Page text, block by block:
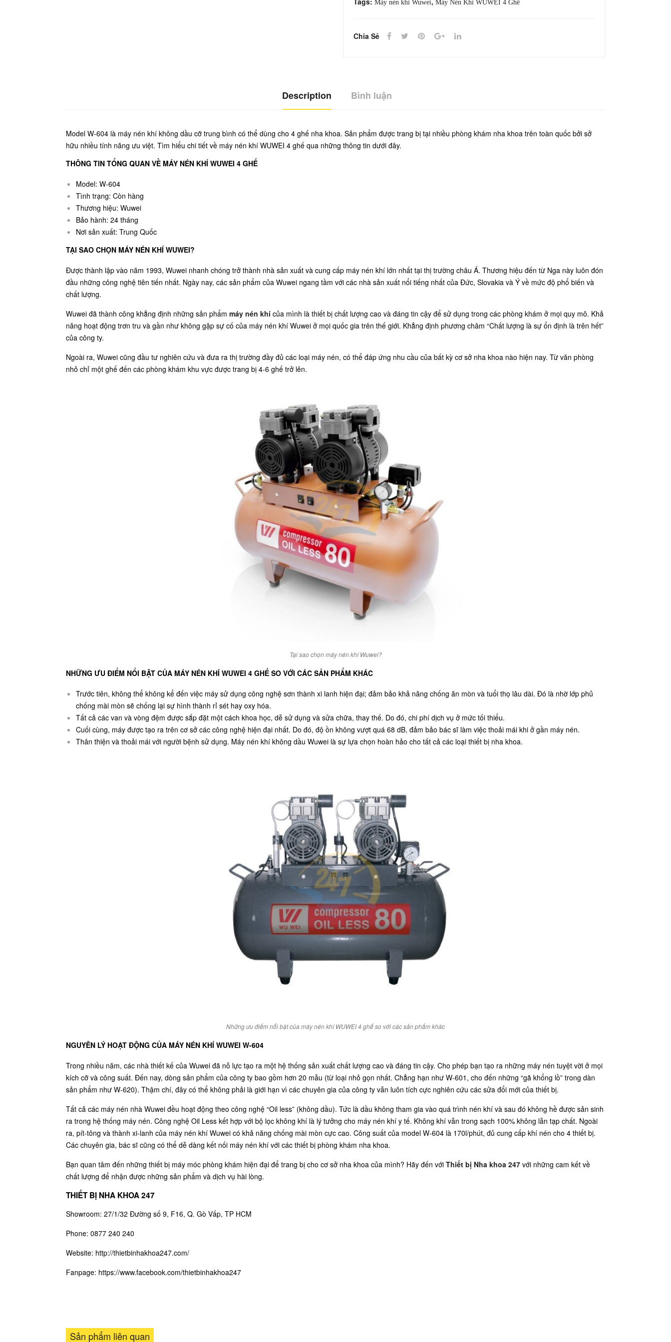
Ghế
Máy nén khí Wuwei Máy Nén Khí WUWEI 4 Ghế
Chia Sẻ
Description Bình luận
Model W-604 là máy nén khí không dầu cỡ trung bình có thể dùng cho 4 ghế nha khoa. Sản phẩm được trang bị tại nhiều phòng khám nha khoa trên toàn quốc bởi sở
hữu nhiều tính năng ưu việt. Tìm hiểu chi tiết về máy nén khí WUWEI 4 ghế qua những thông tin dưới đây.
THÔNG TIN TỔNG QUAN VỀ MÁY NÉN KHÍ WUWEI 4 GHẾ
Model: W-604
Tình trạng: Còn hàng
Thương hiệu: Wuwei
Bảo hành: 24 tháng
Nơi sản xuất: Trung Quốc
TẠI SAO CHỌN MÁY NÉN KHÍ WUWEI?
Được thành lập vào năm 1993, Wuwei nhanh chóng trở thành nhà sản xuất và cung cấp máy nén khí lớn nhất tại thị trường châu Á. Thương hiệu đến từ Nga này luôn đón
đầu những công nghệ tiên tiến nhất. Ngày nay, các sản phẩm của Wuwei ngang tầm với các nhà sản xuất nổi tiếng nhất của Đức, Slovakia và Ý về mức độ phổ biến và
chất lượng.
Wuwei đã thành công khẳng định những sản phẩm máy nén khí của mình là thiết bị chất lượng cao và đáng tin cậy để sử dụng trong các phòng khám ở mọi quy mô. Khả
năng hoạt động trơn tru và gần như không gặp sự cố của máy nén khí Wuwei ở mọi quốc gia trên thế giới. Khẳng định phương châm “Chất lượng là sự ổn định là trên hết”
của công ty.
Ngoài ra, Wuwei cũng đầu tư nghiên cứu và đưa ra thị trường đầy đủ các loại máy nén, có thể đáp ứng nhu cầu của bất kỳ cơ sở nha khoa nào hiện nay. Từ văn phòng
nhỏ chỉ một ghế đến các phòng khám khu vực được trang bị 4-6 ghế trở lên.
Tại sao chọn máy nén khí Wuwei?
NHỮNG ƯU ĐIỂM NỔI BẬT CỦA MÁY NÉN KHÍ WUWEI 4 GHẾ SO VỚI CÁC SẢN PHẨM KHÁC
Trước tiên, không thể không kể đến việc máy sử dụng công nghệ sơn thành xi lanh hiện đại; đảm bảo khả năng chống ăn mòn và tuổi thọ lâu dài. Đó là nhờ lớp phủ
chống mài mòn sẽ chống lại sự hình thành rỉ sét hay oxy hóa.
Tất cả các van và vòng đệm được sắp đặt một cách khoa học, dễ sử dụng và sửa chữa, thay thế. Do đó, chi phí dịch vụ ở mức tối thiểu.
Cuối cùng, máy được tạo ra trên cơ sở các công nghệ hiện đại nhất. Do đó, độ ồn không vượt quá 68 dB, đảm bảo bác sĩ làm việc thoải mái khi ở gần máy nén.
Thân thiện và thoải mái với người bệnh sử dụng. Máy nén khí không dầu Wuwei là sự lựa chọn hoàn hảo cho tất cả các loại thiết bị nha khoa.
Những ưu điểm nổi bật của máy nén khí WUWEI 4 ghế so với các sản phẩm khác
NGUYÊN LÝ HOẠT ĐỘNG CỦA MÁY NÉN KHÍ WUWEI W-604
Trong nhiều năm, các nhà thiết kế của Wuwei đã nỗ lực tạo ra một hệ thống sản xuất chất lượng cao và đáng tin cậy. Cho phép bạn tạo ra những máy nén tuyệt vời ở mọi
kích cỡ và công suất. Đến nay, dòng sản phẩm của công ty bao gồm hơn 20 mẫu (từ loại nhỏ gọn nhất. Chẳng hạn như W-601, cho đến những “gã khổng lồ” trong dàn
sản phẩm như W-620). Thậm chí, đây có thể không phải là giới hạn vì các chuyên gia của công ty vẫn luôn tích cực nghiên cứu các sửa đổi mới của thiết bị.
Tất cả các máy nén nhà Wuwei đều hoạt động theo công nghệ “Oil less” (không dầu). Tức là dầu không tham gia vào quá trình nén khí và sau đó không hề được sản sinh
ra trong hệ thống máy nén. Công nghệ Oil Less kết hợp với bộ lọc không khí là lý tưởng cho máy nén khí y tế. Không khí vẫn trong sạch 100% không lẫn tạp chất. Ngoài
ra, pít-tông và thành xi-lanh của máy nén khí Wuwei có khả năng chống mài mòn cực cao. Công suất của model W-604 là 170l/phút, đủ cung cấp khí nén cho 4 thiết bị.
Các chuyên gia, bác sĩ cũng có thể dễ dàng kết nối máy nén khí với các thiết bị phòng khám nha khoa.
Bạn quan tâm đến những thiết bị máy móc phòng khám hiện đại để trang bị cho cơ sở nha khoa của mình? Hãy đến với Thiết bị Nha khoa 247 với những cam kết về
chất lượng để nhận được những sản phẩm và dịch vụ hài lòng.
THIẾT BỊ NHA KHOA 247
Showroom: 27/1/32 Đường số 9, F16, Q. Gò Vấp, TP HCM
Phone: 0877 240 240
Website: http://thietbinhakhoa247.com/
Fanpage: https://www.facebook.com/thietbinhakhoa247
Sản phẩm liên quan